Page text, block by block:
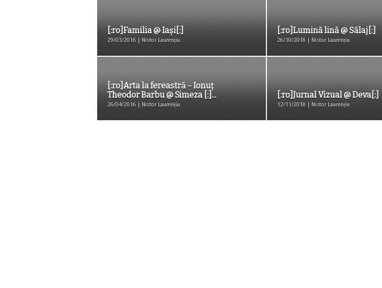
[:ro]Familia @ Iași[:]
29/03/2016 | Nistor Laurențiu
[:ro]Lumină lină @ Sălaj[:]
26/10/2018 | Nistor Laurențiu
[:ro]Arta la fereastră – Ionuț
Theodor Barbu @ Simeza [:]...
26/04/2016 | Nistor Laurențiu
[:ro]Jurnal Vizual @ Deva[:]
12/11/2018 | Nistor Laurențiu